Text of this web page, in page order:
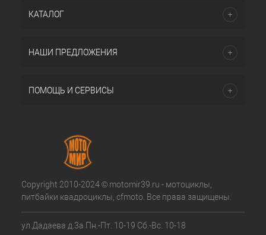
КАТАЛОГ
НАШИ ПРЕДЛОЖЕНИЯ
ПОМОЩЬ И СЕРВИСЫ
Copyright 2010-2024 © motomir39.ru - мотоциклы,
питбайки квадроциклы, cfmoto. Все права защищены.
ул.Дадаева д.3а Пн.-Пт. 10-19 Сб.-Вс. 10-18